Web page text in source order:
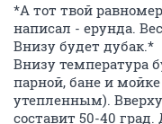
*А тот твой
написал - ерунда.
Внизу будет дубак.*
Внизу температура
парной, бане и
утепленным).
составит 50-40